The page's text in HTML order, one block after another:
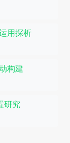
用探析
构建
研究